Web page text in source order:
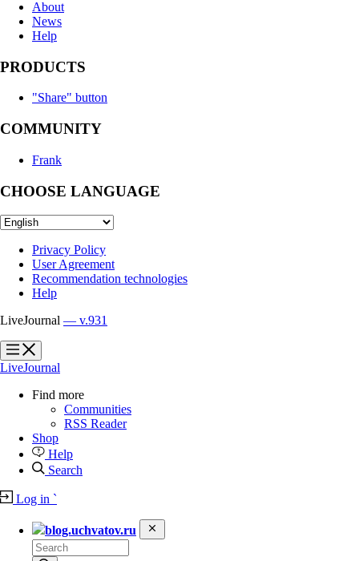
About
News
Help
PRODUCTS
"Share" button
COMMUNITY
Frank
CHOOSE LANGUAGE
Privacy Policy
User Agreement
Recommendation technologies
Help
LiveJournal — v.931
?
?
LiveJournal
Find more
Communities
RSS Reader
Shop
Help
Search
Log in `
blog.uchvatov.ru